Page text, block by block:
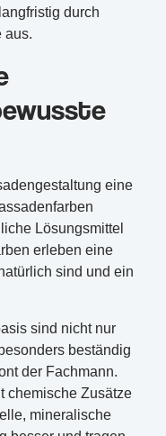
durch
aus.
eine
Lösungsmittel
erleben eine
sind und ein
sind nicht nur
beständig
der Fachmann.
chemische Zusätze
mineralische